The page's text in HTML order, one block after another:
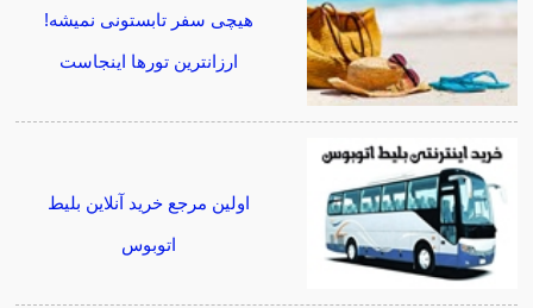
هیچی سفر تابستونی نمیشه!
ارزانترین تورها اینجاست
اولین مرجع خرید آنلاین بلیط
اتوبوس